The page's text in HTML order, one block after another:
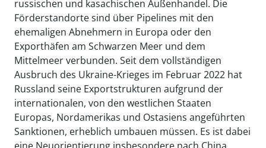
russischen und kasachischen Außenhandel. Die
Förderstandorte sind über Pipelines mit den
ehemaligen Abnehmern in Europa oder den
Exporthäfen am Schwarzen Meer und dem
Mittelmeer verbunden. Seit dem vollständigen
Ausbruch des Ukraine-Krieges im Februar 2022 hat
Russland seine Exportstrukturen aufgrund der
internationalen, von den westlichen Staaten
Europas, Nordamerikas und Ostasiens angeführten
Sanktionen, erheblich umbauen müssen. Es ist dabei